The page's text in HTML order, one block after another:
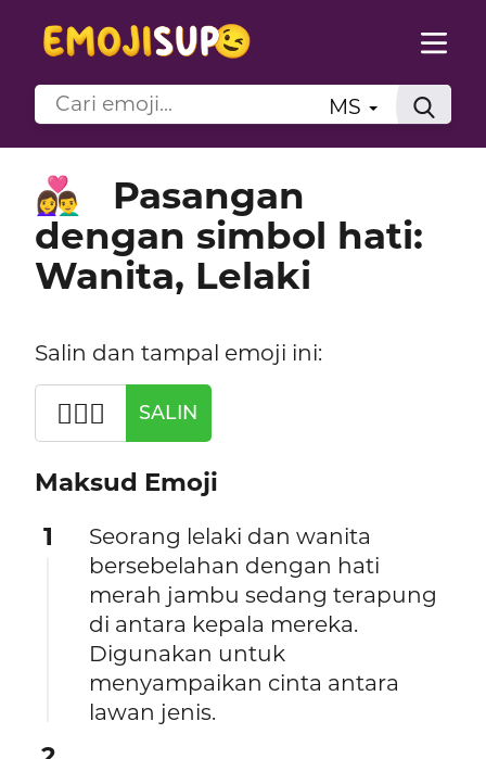
MS
👩‍❤️‍👨
Pasangan
dengan simbol hati:
Wanita, Lelaki
Salin dan tampal emoji ini:
👩‍❤️‍👨 SALIN
Maksud Emoji
1
Seorang lelaki dan wanita
bersebelahan dengan hati
merah jambu sedang terapung
di antara kepala mereka.
Digunakan untuk
menyampaikan cinta antara
lawan jenis.